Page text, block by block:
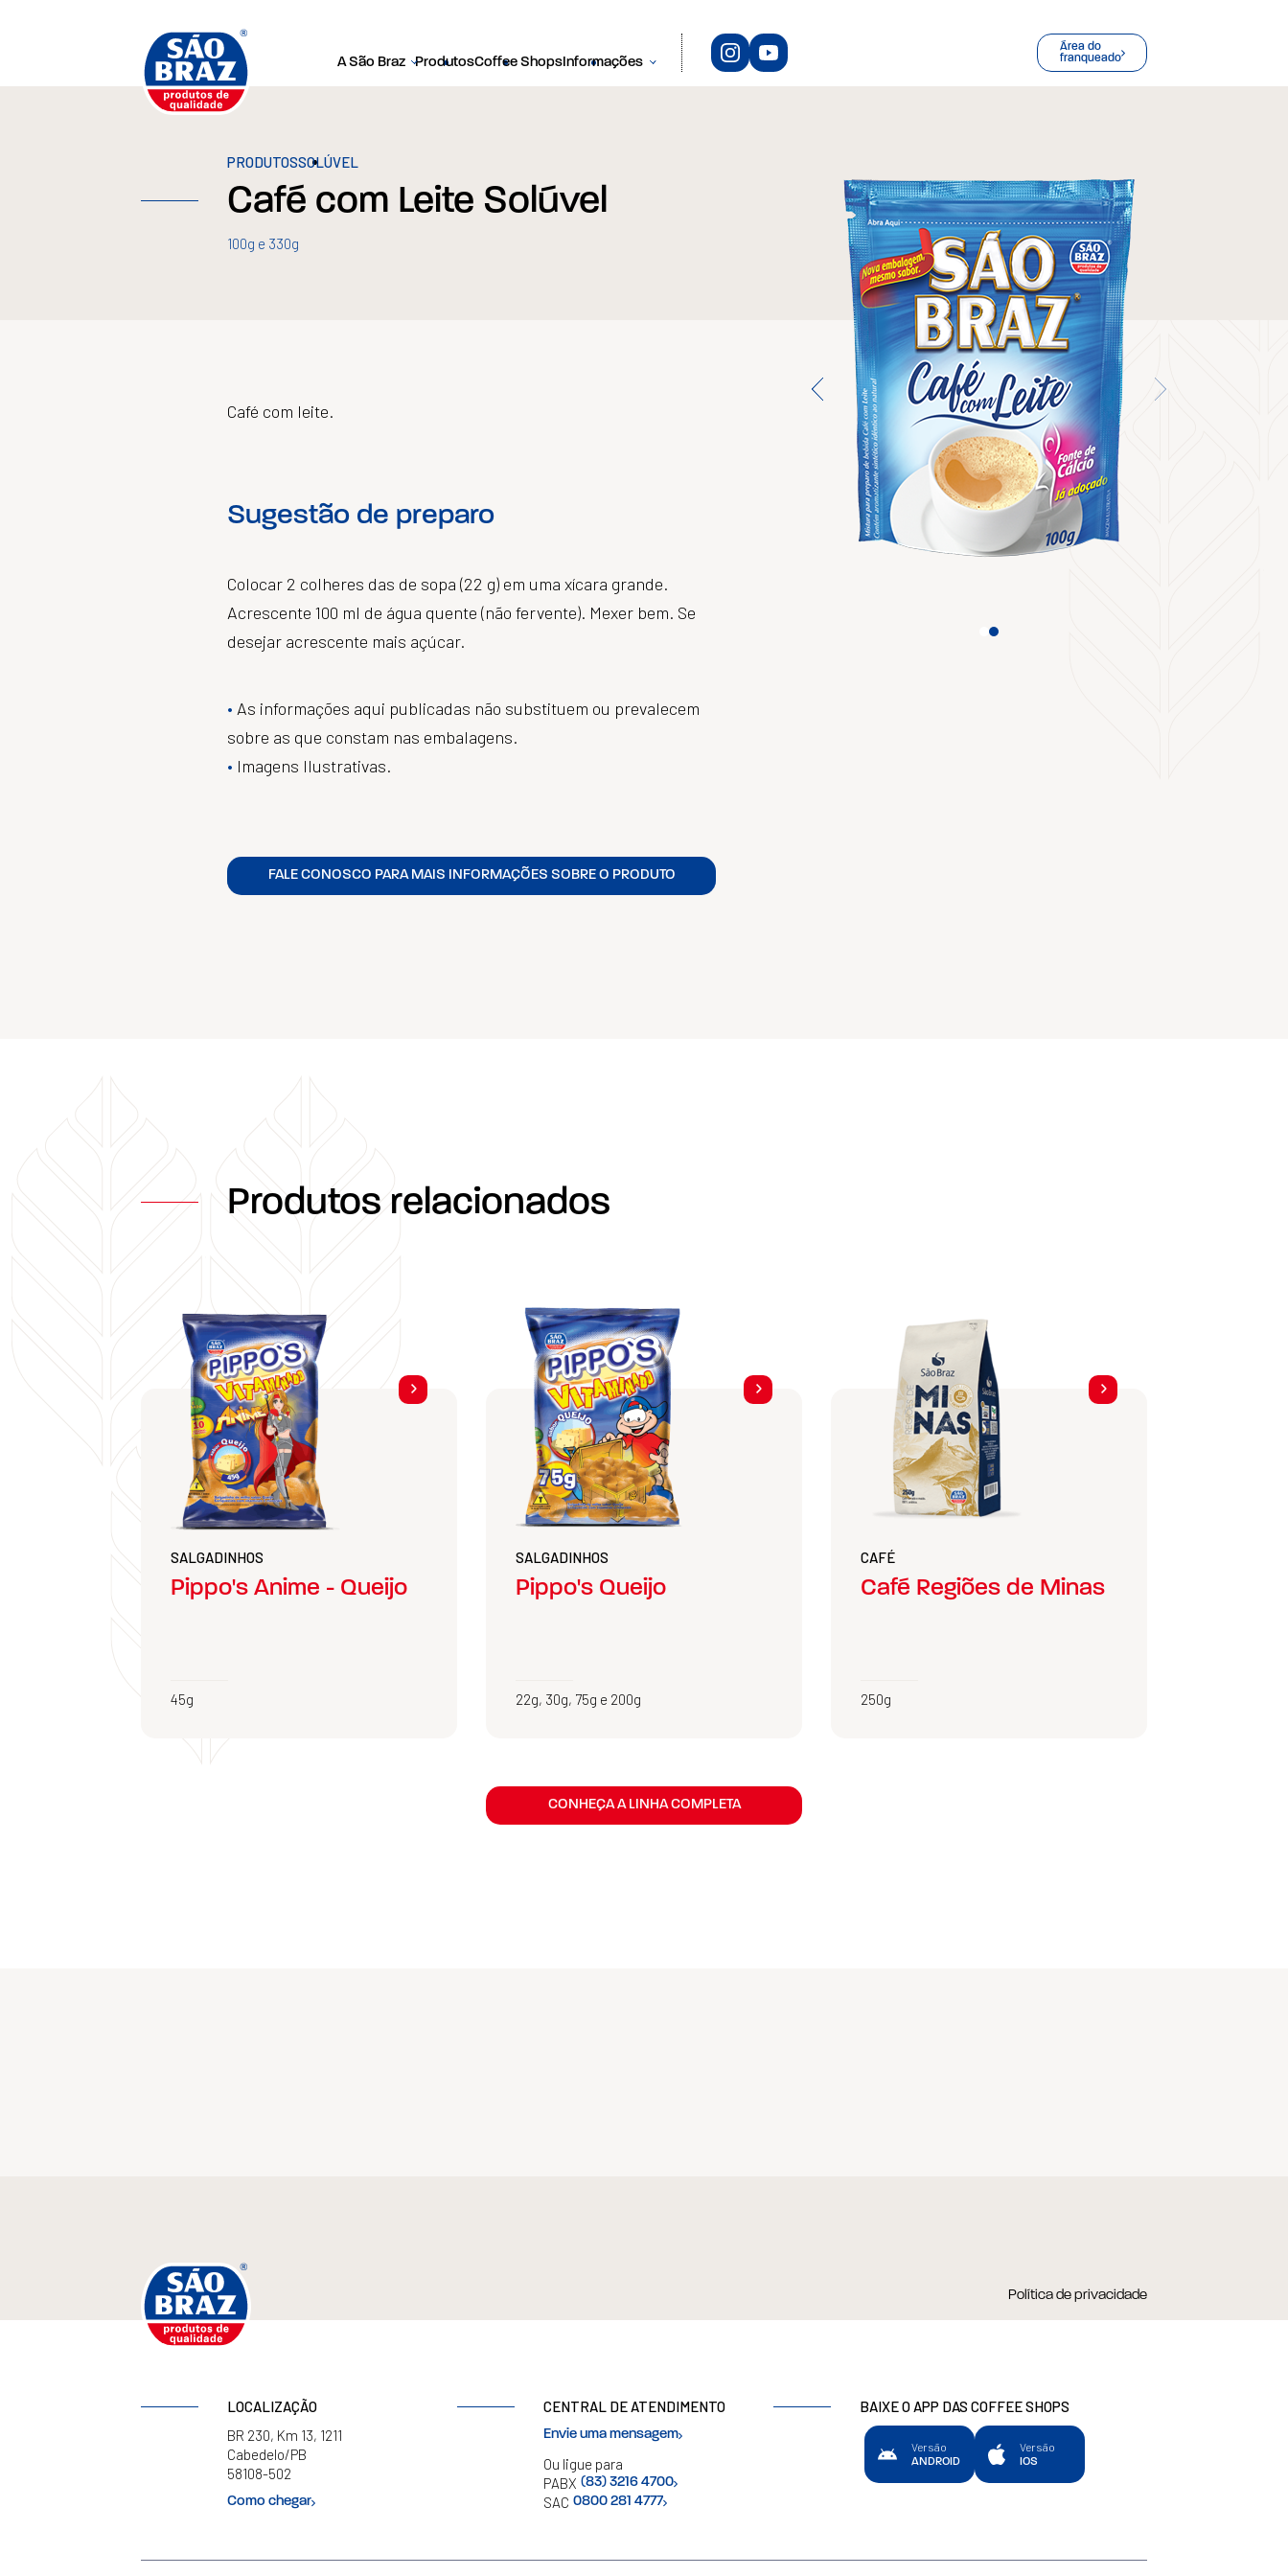
A São Braz ProdutosCoffee Shops Informações
Área do
franqueado
PRODUTOSSOLÚVEL
Café com Leite Solúvel
100g e 330g
Café com leite.
Sugestão de preparo
Colocar 2 colheres das de sopa (22 g) em uma xícara grande.
Acrescente 100 ml de água quente (não fervente). Mexer bem. Se
desejar acrescente mais açúcar.
As informações aqui publicadas não substituem ou prevalecem
sobre as que constam nas embalagens.
Imagens Ilustrativas.
FALE CONOSCO PARA MAIS INFORMAÇÕES SOBRE O PRODUTO
Produtos relacionados
SALGADINHOS
Pippo's Anime - Queijo
45g
SALGADINHOS
Pippo's Queijo
22g, 30g, 75g e 200g
CAFÉ
Café Regiões de Minas
250g
CONHEÇA A LINHA COMPLETA
Política de privacidade
LOCALIZAÇÃO
BR 230, Km 13, 1211
Cabedelo/PB
58108-502
Como chegar
CENTRAL DE ATENDIMENTO
Envie uma mensagem
Ou ligue para
PABX (83) 3216 4700
SAC 0800 281 4777
BAIXE O APP DAS COFFEE SHOPS
Versão
ANDROID
Versão
IOS